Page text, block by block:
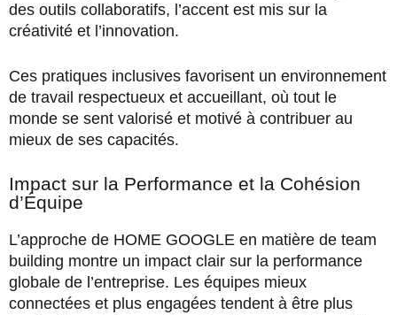
des outils collaboratifs, l’accent est mis sur la
créativité et l’innovation.
Ces pratiques inclusives favorisent un environnement
de travail respectueux et accueillant, où tout le
monde se sent valorisé et motivé à contribuer au
mieux de ses capacités.
Impact sur la Performance et la Cohésion
d’Équipe
L’approche de HOME GOOGLE en matière de team
building montre un impact clair sur la performance
globale de l’entreprise. Les équipes mieux
connectées et plus engagées tendent à être plus